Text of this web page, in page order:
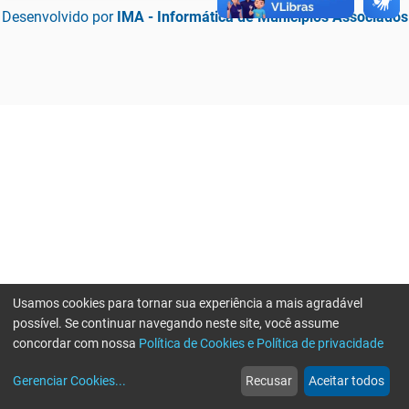
Desenvolvido por IMA - Informática de Municípios Associados
web
Notícias
more_horiz
Mais
Usamos cookies para tornar sua experiência a mais agradável
possível. Se continuar navegando neste site, você assume
concordar com nossa Política de Cookies e Política de privacidade
Gerenciar Cookies... Recusar Aceitar todos
Erro ao enviar informações, por favor tente novamente